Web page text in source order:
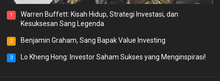
1
Warren Buffett: Kisah Hidup, Strategi Investasi, dan
Kesuksesan Sang Legenda
2 Benjamin Graham, Sang Bapak Value Investing
3 Lo Kheng Hong: Investor Saham Sukses yang Menginspirasi!